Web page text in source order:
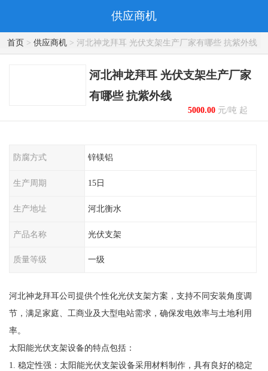
供应商机
首页> 供应商机> 河北神龙拜耳 光伏支架生产厂家有哪些 抗紫外线
河北神龙拜耳 光伏支架生产厂家
有哪些 抗紫外线
5000.00元/吨 起
防腐方式 锌镁铝
生产周期 15日
生产地址 河北衡水
产品名称 光伏支架
质量等级 一级
河北神龙拜耳公司提供个性化光伏支架方案，支持不同安装角度调
节，满足家庭、工商业及大型电站需求，确保发电效率与土地利用
率。
太阳能光伏支架设备的特点包括：
1. 稳定性强：太阳能光伏支架设备采用材料制作，具有良好的稳定